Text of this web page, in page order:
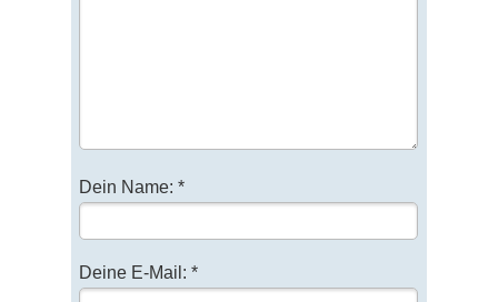
Dein Name: *
Deine E-Mail: *